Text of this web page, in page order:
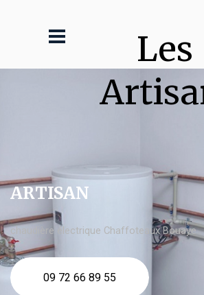
Les
ARTISAN
chaudière électrique Chaffoteaux Bouaye
09 72 66 89 55